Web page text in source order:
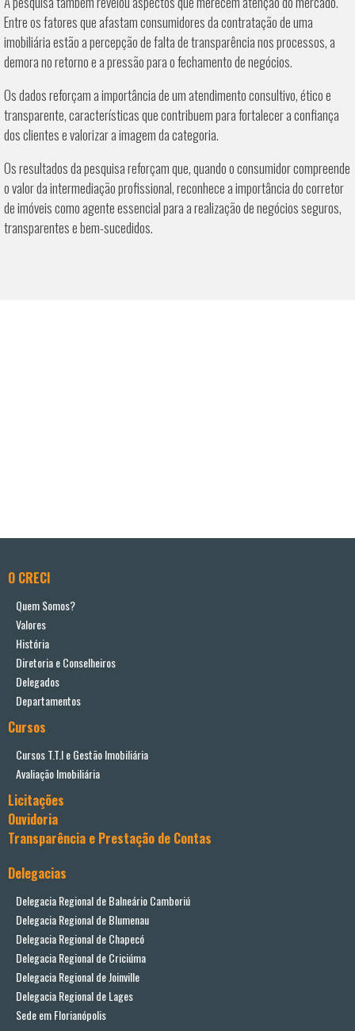
Entre os fatores que afastam consumidores da contratação de uma
imobiliária estão a percepção de falta de transparência nos processos, a
demora no retorno e a pressão para o fechamento de negócios.
Os dados reforçam a importância de um atendimento consultivo, ético e
transparente, características que contribuem para fortalecer a confiança
dos clientes e valorizar a imagem da categoria.
Os resultados da pesquisa reforçam que, quando o consumidor compreende
o valor da intermediação profissional, reconhece a importância do corretor
de imóveis como agente essencial para a realização de negócios seguros,
transparentes e bem-sucedidos.
O CRECI
Quem Somos?
Valores
História
Diretoria e Conselheiros
Delegados
Departamentos
Cursos
Cursos T.T.I e Gestão Imobiliária
Avaliação Imobiliária
Licitações
Ouvidoria
Transparência e Prestação de Contas
Delegacias
Delegacia Regional de Balneário Camboriú
Delegacia Regional de Blumenau
Delegacia Regional de Chapecó
Delegacia Regional de Criciúma
Delegacia Regional de Joinville
Delegacia Regional de Lages
Sede em Florianópolis